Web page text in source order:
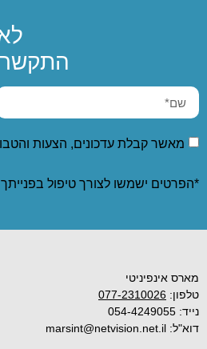
מאשר קבלת עדכונים, הצעות
*הפרטים ישמשו לצורך טיפול
מארס אינפיניטי
טלפון: 077-2310026
נייד: 054-4249055
דוא"ל: marsint@netvision.net.il